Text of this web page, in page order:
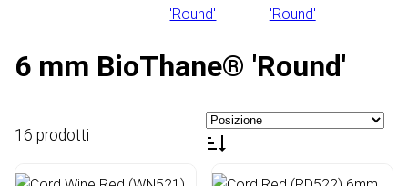
'Round'
'Round'
6 mm BioThane® 'Round'
16 prodotti